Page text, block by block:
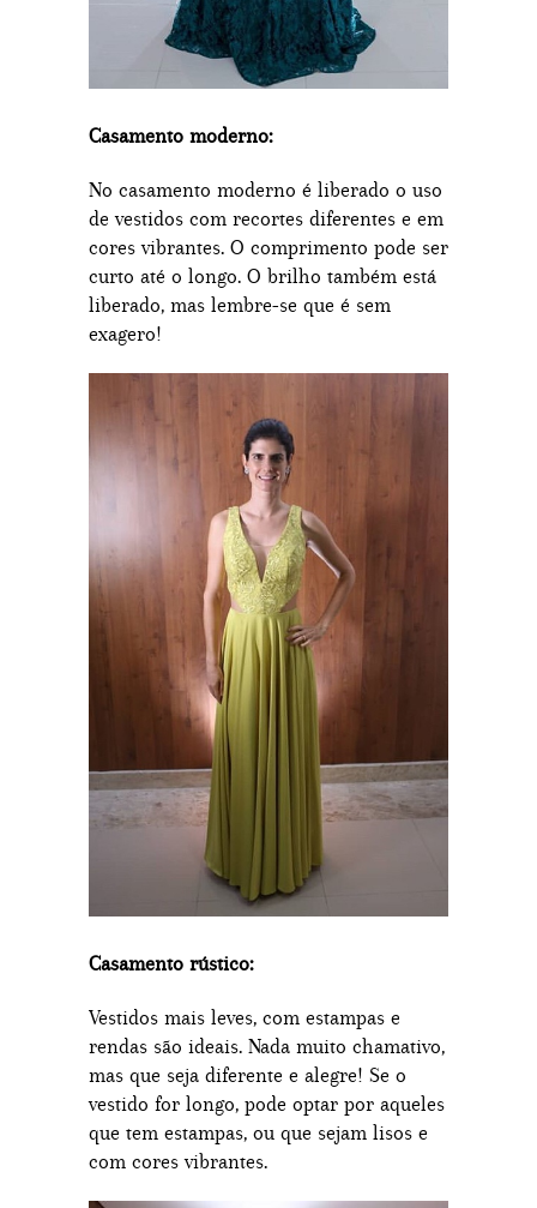
Casamento moderno:
No casamento moderno é liberado o uso
de vestidos com recortes diferentes e em
cores vibrantes. O comprimento pode ser
curto até o longo. O brilho também está
liberado, mas lembre-se que é sem
exagero!
Casamento rústico:
Vestidos mais leves, com estampas e
rendas são ideais. Nada muito chamativo,
mas que seja diferente e alegre! Se o
vestido for longo, pode optar por aqueles
que tem estampas, ou que sejam lisos e
com cores vibrantes.